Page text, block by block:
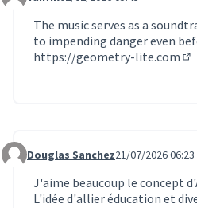
Commentaire 1730
The music serves as a
to impending danger even
https://geometry-lite.com
Commentaire 2126
Douglas Sanchez21/07/2026 06:23
J'aime beaucoup le concept
L'idée d'allier éducation et